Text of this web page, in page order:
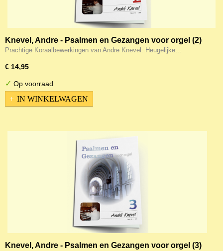
Knevel, Andre - Psalmen en Gezangen voor orgel (2)
Prachtige Koraalbewerkingen van Andre Knevel: Heugelijke…
€ 14,95
✓ Op voorraad
IN WINKELWAGEN
Knevel, Andre - Psalmen en Gezangen voor orgel (3)